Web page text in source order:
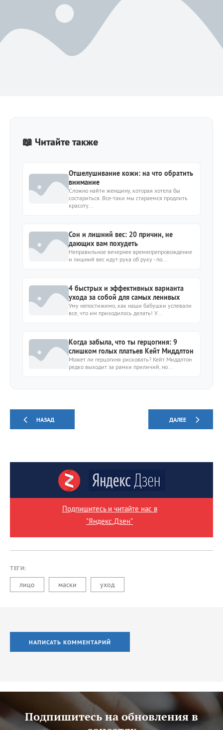
📖 Читайте также
Отшелушивание кожи: на что обратить
внимание
Сложно найти женщину, которая хотела бы
состариться. Все-таки мы стараемся продлить
красоту...
Сон и лишний вес: 20 причин, не
дающих вам похудеть
Неправильное вечернее времяпрепровождение
и лишний вес идут рука об руку - по...
4 быстрых и эффективных варианта
ухода за собой для самых ленивых
Уму непостижимо, как наши бабушки успевали
все, что им приходилось делать! У...
Когда забыла, что ты герцогиня: 9
слишком голых платьев Кейт Миддлтон
Может ли герцогиня рисковать? Кейт Миддлтон
редко выходит за рамки приличий, но...
НАЗАД ДАЛЕЕ
Подпишитесь и читайте нас в
"Яндекс.Дзен"
ТЕГИ:
лицо маски уход
НАПИСАТЬ КОММЕНТАРИЙ
Подпишитесь на обновления в